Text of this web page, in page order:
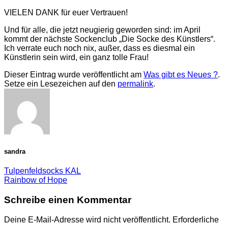
VIELEN DANK für euer Vertrauen!
Und für alle, die jetzt neugierig geworden sind: im April
kommt der nächste Sockenclub „Die Socke des Künstlers“.
Ich verrate euch noch nix, außer, dass es diesmal ein
Künstlerin sein wird, ein ganz tolle Frau!
Dieser Eintrag wurde veröffentlicht am Was gibt es Neues ?.
Setze ein Lesezeichen auf den permalink.
sandra
Tulpenfeldsocks KAL
Rainbow of Hope
Schreibe einen Kommentar
Deine E-Mail-Adresse wird nicht veröffentlicht. Erforderliche